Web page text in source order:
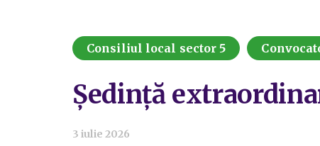
Consiliul local sector 5
Ședință
3 iulie 2026